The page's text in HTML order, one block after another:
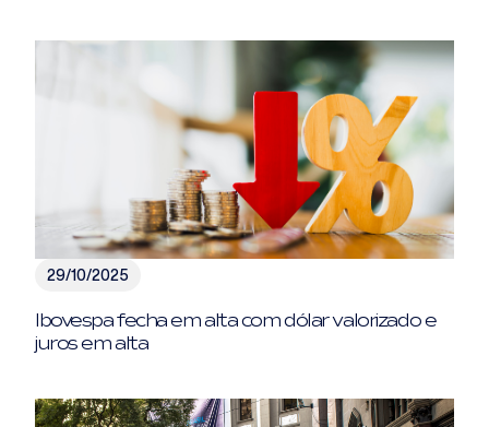
29/10/2025
Ibovespa fecha em alta com dólar valorizado e
juros em alta